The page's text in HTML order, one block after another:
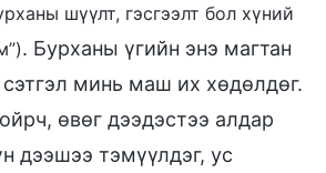
шүүлт, гэсгээлт бол хүний
. Бурханы үгийн энэ магтан
сэтгэл минь маш их хөдөлдөг.
өвөг дээдэстээ алдар
дээшээ тэмүүлдэг, ус